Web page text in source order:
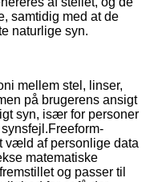
samtidig med at de
naturlige syn.
mellem stel, linser,
på brugerens ansigt
syn, især for personer
væld af personlige data
matematiske
og passer til